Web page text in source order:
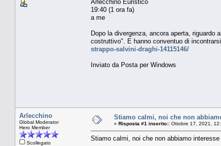
Arlecchino Euristico
19:40 (1 ora fa)
a me
Dopo la divergenza, ancora aperta,
costruttivo". E hanno conventuo di
strappo-salvini-draghi-14115146/
Inviato da Posta per Windows
Arlecchino
Global Moderator
Hero Member
Scollegato
Stiamo calmi, noi che non
« Risposta #1 inserito:: Ottobre 17, 2021,
Stiamo calmi, noi che non abbiamo